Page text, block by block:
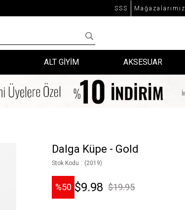
SSS Mağazalarımız
ALT GİYİM AKSESUAR
Dalga Küpe - Gold
Stok Kodu (2019)
50 $19.95
$9.98